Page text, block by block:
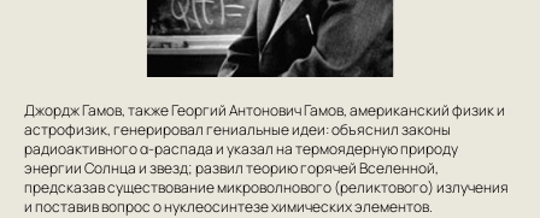
Джордж Гамов, также Георгий Антонович Гамов, американский физик и
астрофизик, генерировал гениальные идеи: объяснил законы
радиоактивного α-распада и указал на термоядерную природу
энергии Солнца и звезд; развил теорию горячей Вселенной,
предсказав существование микроволнового (реликтового) излучения
и поставив вопрос о нуклеосинтезе химических элементов.